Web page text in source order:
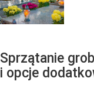
Sprzątanie
i opcje